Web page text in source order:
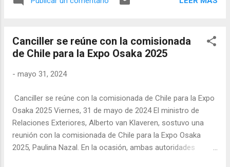
Universidad Católica de Chile. El docu-reportaje, basado en el
enfrentar nueve personas, entre periodistas y
camarógrafos, que viajaron hasta el continente europeo
2022. En su intervención, el canciller subrayó la importancia
“especial atención para nuestra Cancillería y para nuestro
gobierno. Porque, básicamente, nos ilustra las
consecuencias de una guerra de agre...
Canciller se reúne con la comisionada
de Chile para la Expo Osaka 2025
- mayo 31, 2024
Canciller se reúne con la comisionada de Chile para la Expo
Osaka 2025 Viernes, 31 de mayo de 2024 El ministro de
Relaciones Exteriores, Alberto van Klaveren, sostuvo una
reunión con la comisionada de Chile para la Expo Osaka
2025, Paulina Nazal. En la ocasión, ambas autoridades